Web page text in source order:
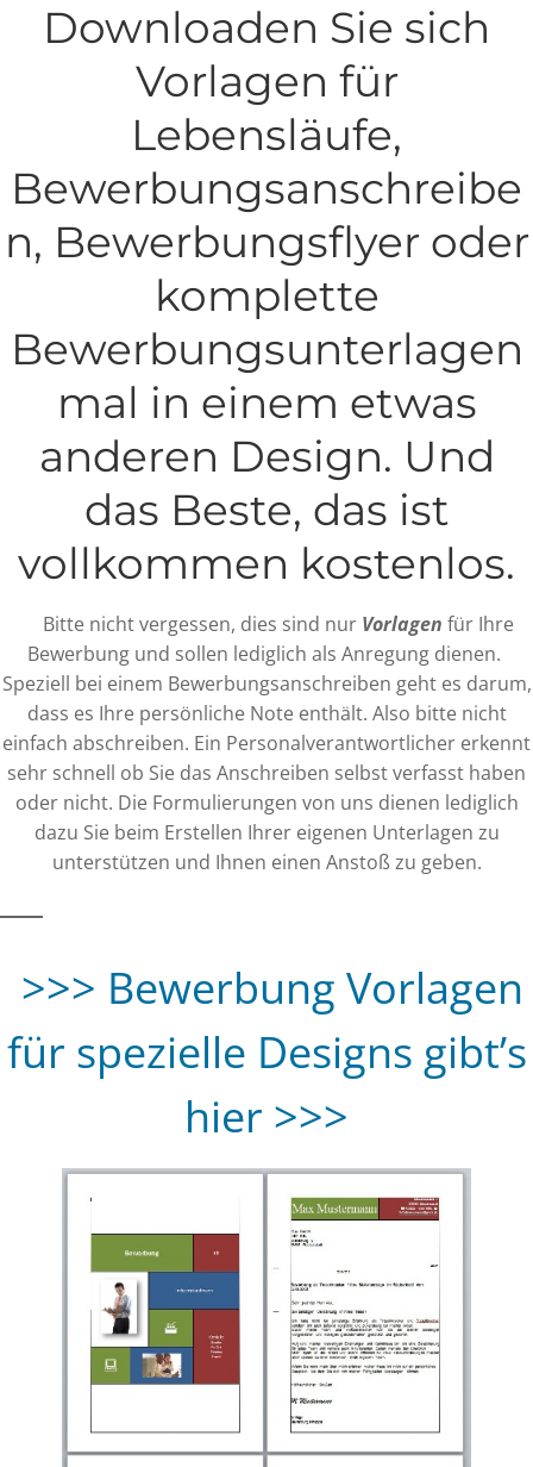
Downloaden Sie sich
Vorlagen für
Lebensläufe,
Bewerbungsanschreibe
n, Bewerbungsflyer oder
komplette
Bewerbungsunterlagen
mal in einem etwas
anderen Design. Und
das Beste, das ist
vollkommen kostenlos.
Bitte nicht vergessen, dies sind nur Vorlagen für Ihre
Bewerbung und sollen lediglich als Anregung dienen.
Speziell bei einem Bewerbungsanschreiben geht es darum,
dass es Ihre persönliche Note enthält. Also bitte nicht
einfach abschreiben. Ein Personalverantwortlicher erkennt
sehr schnell ob Sie das Anschreiben selbst verfasst haben
oder nicht. Die Formulierungen von uns dienen lediglich
dazu Sie beim Erstellen Ihrer eigenen Unterlagen zu
unterstützen und Ihnen einen Anstoß zu geben.
>>> Bewerbung Vorlagen
für spezielle Designs gibt’s
hier >>>